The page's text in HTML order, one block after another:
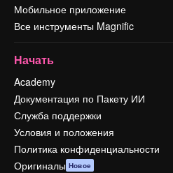
Мобильное приложение
Все инструменты Magnific
Начать
Academy
Документация по Пакету ИИ
Служба поддержки
Условия и положения
Политика конфиденциальности
Оригиналы Новое